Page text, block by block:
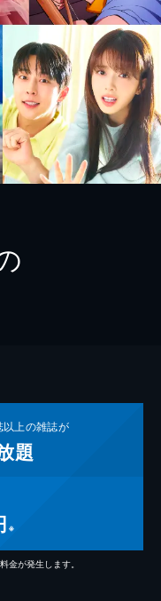
以上の雑誌が
題
※
金が発生します。